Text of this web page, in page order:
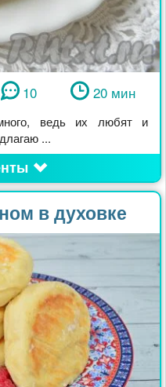
10 20 мин
ведь их любят и
...
в духовке